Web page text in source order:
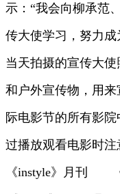
示：“我会向柳承范
传大使学习，努力
当天拍摄的宣传大
和户外宣传物，用
际电影节的所有影
过播放观看电影时
《instyle》月刊